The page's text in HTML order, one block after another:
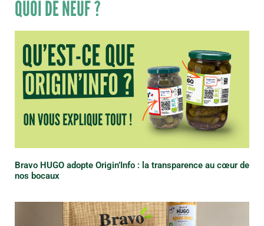
QUOI DE NEUF ?
Bravo HUGO adopte Origin’Info : la transparence au cœur de
nos bocaux